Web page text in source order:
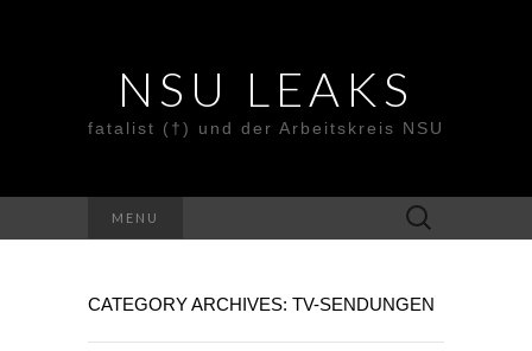
NSU LEAKS
fatalist (†) und der Arbeitskreis NSU
MENU
Suche
nach:
CATEGORY ARCHIVES: TV-SENDUNGEN